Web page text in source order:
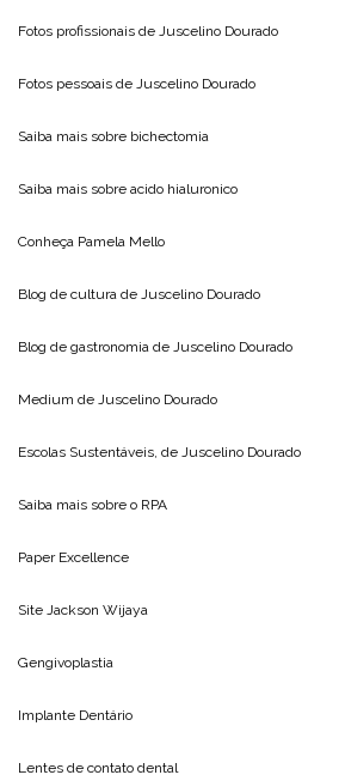
Fotos profissionais de Juscelino Dourado
Fotos pessoais de Juscelino Dourado
Saiba mais sobre bichectomia
Saiba mais sobre acido hialuronico
Conheça Pamela Mello
Blog de cultura de Juscelino Dourado
Blog de gastronomia de Juscelino Dourado
Medium de Juscelino Dourado
Escolas Sustentáveis, de Juscelino Dourado
Saiba mais sobre o RPA
Paper Excellence
Site Jackson Wijaya
Gengivoplastia
Implante Dentário
Lentes de contato dental